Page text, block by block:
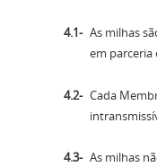
As milhas
em parceria
Cada
As milhas